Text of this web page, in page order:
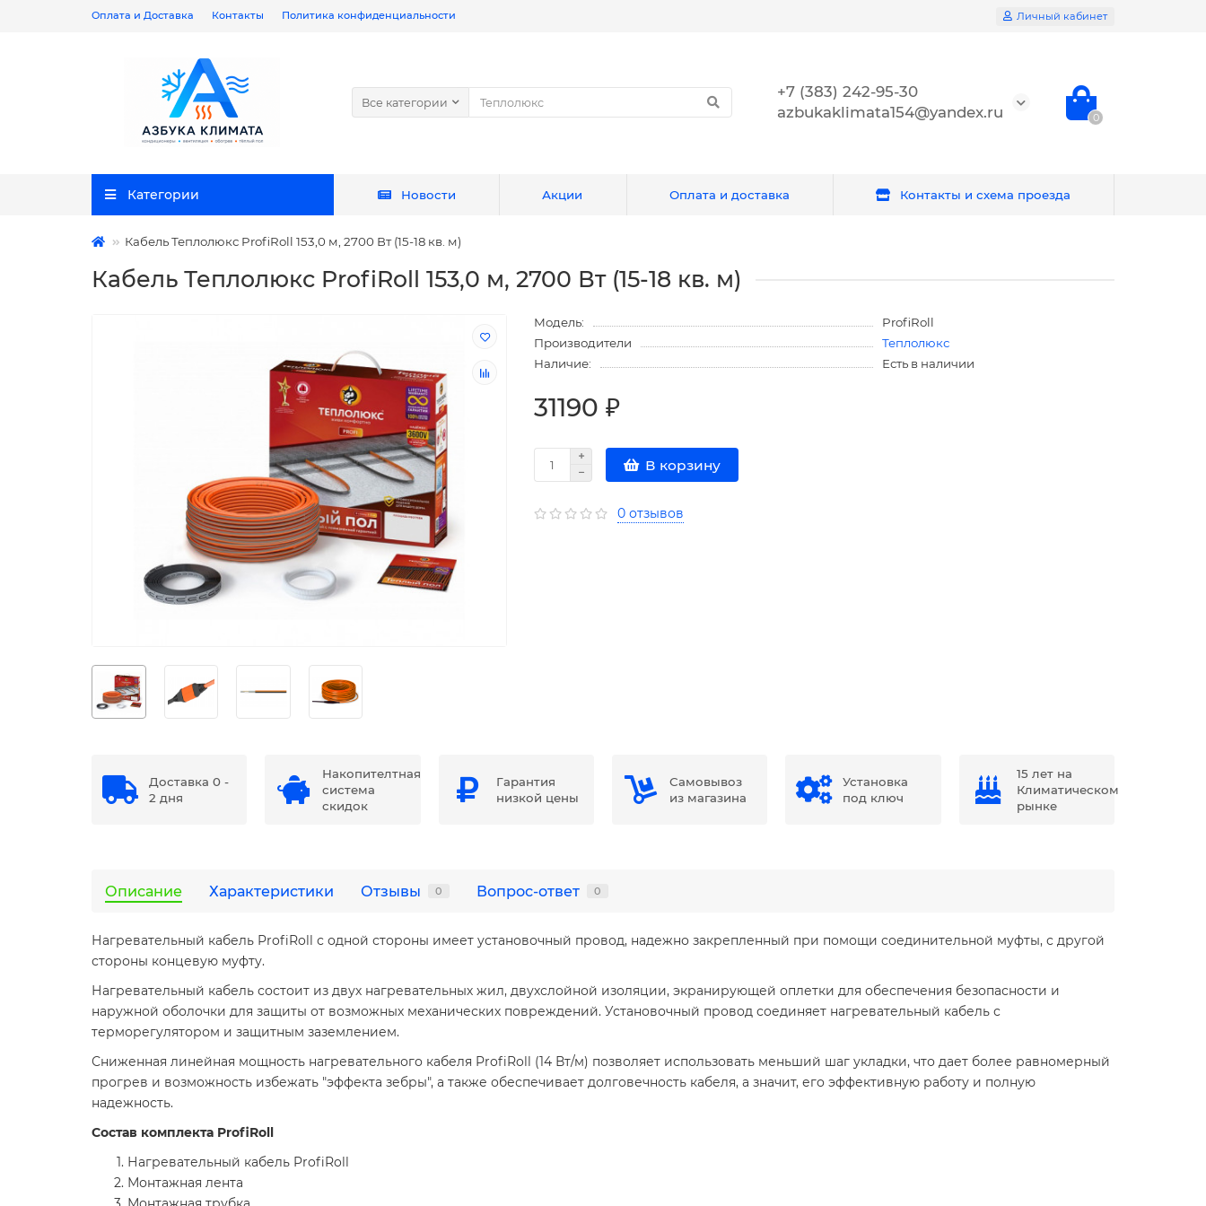
Оплата и Доставка Контакты Политика конфиденциальности Личный кабинет
Все категории
+7 (383) 242-95-30
azbukaklimata154@yandex.ru
0
Категории Новости Акции Оплата и доставка Контакты и схема проезда
Кабель Теплолюкс ProfiRoll 153,0 м, 2700 Вт (15-18 кв. м)
Кабель Теплолюкс ProfiRoll 153,0 м, 2700 Вт (15-18 кв. м)
Модель:
ProfiRoll
Производители
Теплолюкс
Наличие:
Есть в наличии
31190 ₽
В корзину
0 отзывов
Доставка 0 -
2 дня
Накопителтная
система
скидок
Гарантия
низкой цены
Самовывоз
из магазина
Установка
под ключ
15 лет на
Климатическом
рынке
Описание Характеристики Отзывы 0 Вопрос-ответ 0
Нагревательный кабель ProfiRoll с одной стороны имеет установочный провод, надежно закрепленный при помощи соединительной муфты, с другой
стороны концевую муфту.
Нагревательный кабель состоит из двух нагревательных жил, двухслойной изоляции, экранирующей оплетки для обеспечения безопасности и
наружной оболочки для защиты от возможных механических повреждений. Установочный провод соединяет нагревательный кабель с
терморегулятором и защитным заземлением.
Сниженная линейная мощность нагревательного кабеля ProfiRoll (14 Вт/м) позволяет использовать меньший шаг укладки, что дает более равномерный
прогрев и возможность избежать "эффекта зебры", а также обеспечивает долговечность кабеля, а значит, его эффективную работу и полную
надежность.
Состав комплекта ProfiRoll
Нагревательный кабель ProfiRoll
Монтажная лента